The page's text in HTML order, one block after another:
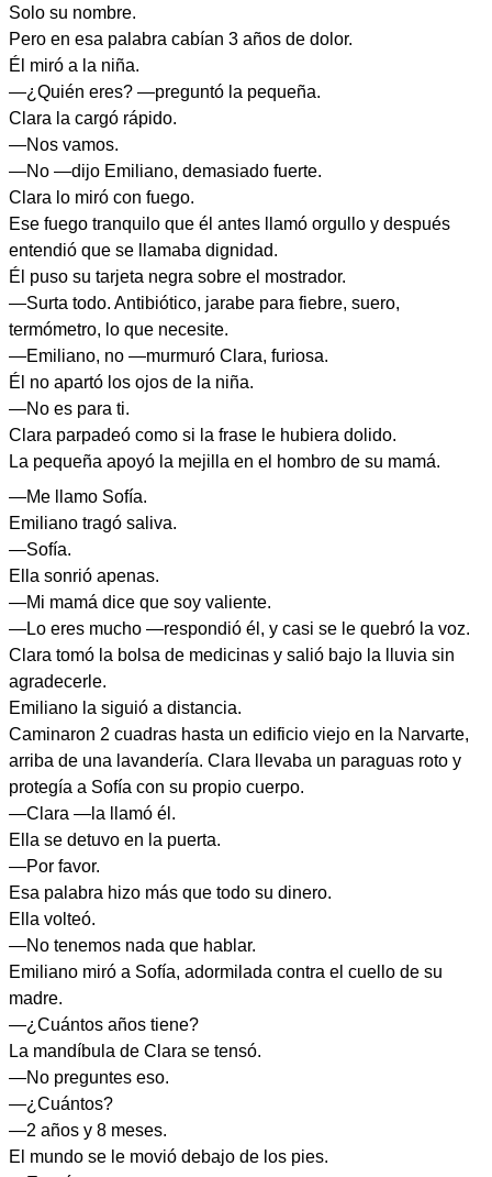
Solo su nombre.
Pero en esa palabra cabían 3 años de dolor.
Él miró a la niña.
—¿Quién eres? —preguntó la pequeña.
Clara la cargó rápido.
—Nos vamos.
—No —dijo Emiliano, demasiado fuerte.
Clara lo miró con fuego.
Ese fuego tranquilo que él antes llamó orgullo y después
entendió que se llamaba dignidad.
Él puso su tarjeta negra sobre el mostrador.
—Surta todo. Antibiótico, jarabe para fiebre, suero,
termómetro, lo que necesite.
—Emiliano, no —murmuró Clara, furiosa.
Él no apartó los ojos de la niña.
—No es para ti.
Clara parpadeó como si la frase le hubiera dolido.
La pequeña apoyó la mejilla en el hombro de su mamá.
—Me llamo Sofía.
Emiliano tragó saliva.
—Sofía.
Ella sonrió apenas.
—Mi mamá dice que soy valiente.
—Lo eres mucho —respondió él, y casi se le quebró la voz.
Clara tomó la bolsa de medicinas y salió bajo la lluvia sin
agradecerle.
Emiliano la siguió a distancia.
Caminaron 2 cuadras hasta un edificio viejo en la Narvarte,
arriba de una lavandería. Clara llevaba un paraguas roto y
protegía a Sofía con su propio cuerpo.
—Clara —la llamó él.
Ella se detuvo en la puerta.
—Por favor.
Esa palabra hizo más que todo su dinero.
Ella volteó.
—No tenemos nada que hablar.
Emiliano miró a Sofía, adormilada contra el cuello de su
madre.
—¿Cuántos años tiene?
La mandíbula de Clara se tensó.
—No preguntes eso.
—¿Cuántos?
—2 años y 8 meses.
El mundo se le movió debajo de los pies.